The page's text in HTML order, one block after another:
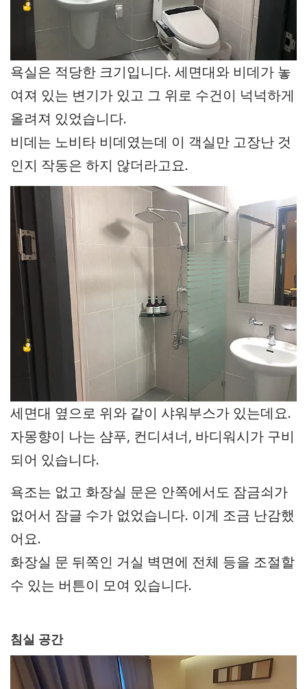
욕실은 적당한 크기입니다. 세면대와 비데가 놓
여져 있는 변기가 있고 그 위로 수건이 넉넉하게
올려져 있었습니다.
비데는 노비타 비데였는데 이 객실만 고장난 것
인지 작동은 하지 않더라고요.
세면대 옆으로 위와 같이 샤워부스가 있는데요.
자몽향이 나는 샴푸, 컨디셔너, 바디워시가 구비
되어 있습니다.
욕조는 없고 화장실 문은 안쪽에서도 잠금쇠가
없어서 잠글 수가 없었습니다. 이게 조금 난감했
어요.
화장실 문 뒤쪽인 거실 벽면에 전체 등을 조절할
수 있는 버튼이 모여 있습니다.
침실 공간